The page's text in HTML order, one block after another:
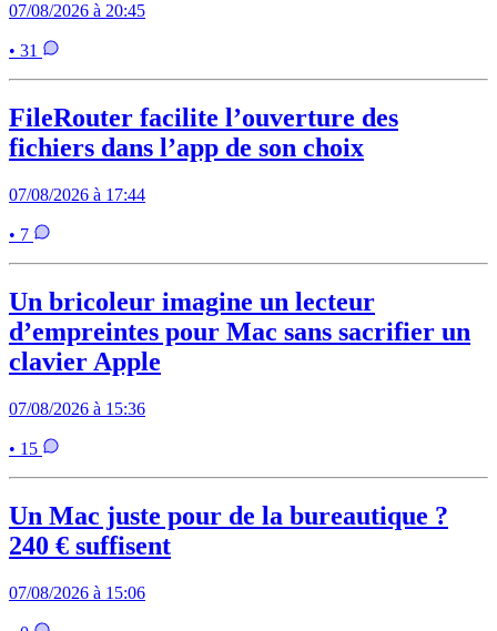
07/08/2026 à 20:45
• 31
FileRouter facilite l’ouverture des
fichiers dans l’app de son choix
07/08/2026 à 17:44
• 7
Un bricoleur imagine un lecteur
d’empreintes pour Mac sans sacrifier un
clavier Apple
07/08/2026 à 15:36
• 15
Un Mac juste pour de la bureautique ?
240 € suffisent
07/08/2026 à 15:06